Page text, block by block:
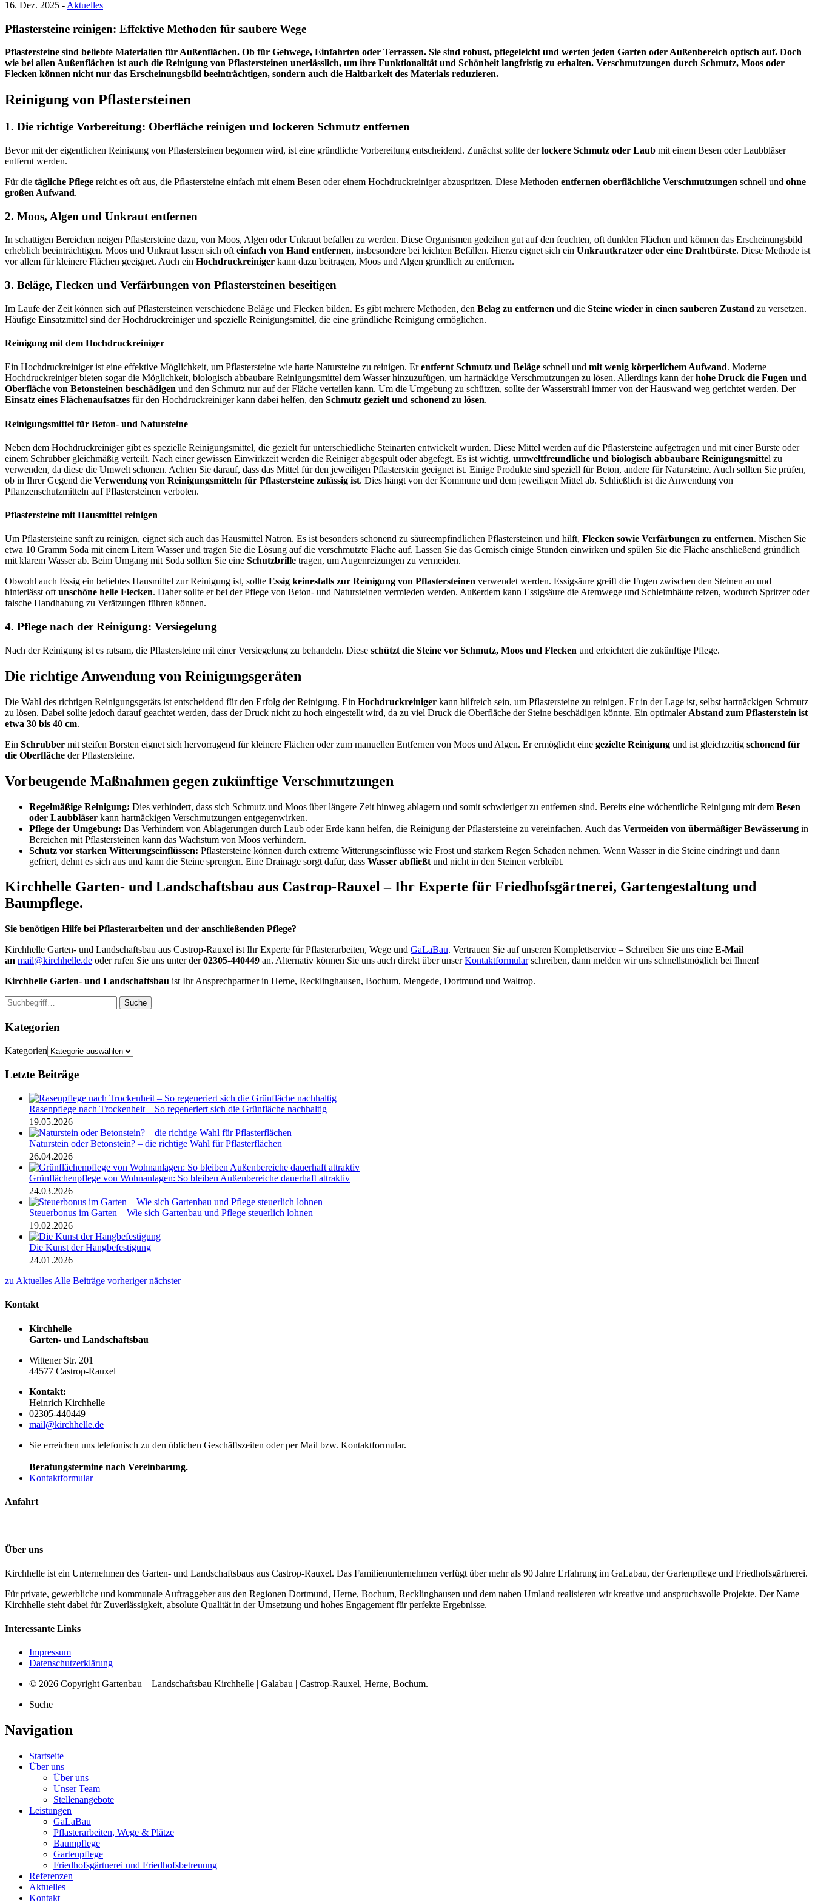
16. Dez. 2025 - Aktuelles
Pflastersteine reinigen: Effektive Methoden für saubere Wege
Pflastersteine sind beliebte Materialien für Außenflächen. Ob für Gehwege, Einfahrten oder Terrassen. Sie sind robust, pflegeleicht und werten jeden Garten oder Außenbereich optisch auf. Doch
wie bei allen Außenflächen ist auch die Reinigung von Pflastersteinen unerlässlich, um ihre Funktionalität und Schönheit langfristig zu erhalten. Verschmutzungen durch Schmutz, Moos oder
Flecken können nicht nur das Erscheinungsbild beeinträchtigen, sondern auch die Haltbarkeit des Materials reduzieren.
Reinigung von Pflastersteinen
1. Die richtige Vorbereitung: Oberfläche reinigen und lockeren Schmutz entfernen
Bevor mit der eigentlichen Reinigung von Pflastersteinen begonnen wird, ist eine gründliche Vorbereitung entscheidend. Zunächst sollte derlockere Schmutz oder Laub mit einem Besen oder Laubbläser
entfernt werden.
Für die tägliche Pflege reicht es oft aus, die Pflastersteine einfach mit einem Besen oder einem Hochdruckreiniger abzuspritzen. Diese Methoden entfernen oberflächliche Verschmutzungen schnell und ohne
großen Aufwand.
2. Moos, Algen und Unkraut entfernen
In schattigen Bereichen neigen Pflastersteine dazu, von Moos, Algen oder Unkraut befallen zu werden. Diese Organismen gedeihen gut auf den feuchten, oft dunklen Flächen und können das Erscheinungsbild
erheblich beeinträchtigen. Moos und Unkraut lassen sich ofteinfach von Hand entfernen, insbesondere bei leichten Befällen. Hierzu eignet sich ein Unkrautkratzer oder eine Drahtbürste. Diese Methode ist
vor allem für kleinere Flächen geeignet. Auch ein Hochdruckreiniger kann dazu beitragen, Moos und Algen gründlich zu entfernen.
3. Beläge, Flecken und Verfärbungen von Pflastersteinen beseitigen
Im Laufe der Zeit können sich auf Pflastersteinen verschiedene Beläge und Flecken bilden. Es gibt mehrere Methoden, den Belag zu entfernen und die Steine wieder in einen sauberen Zustand zu versetzen.
Häufige Einsatzmittel sind der Hochdruckreiniger und spezielle Reinigungsmittel, die eine gründliche Reinigung ermöglichen.
Reinigung mit dem Hochdruckreiniger
Ein Hochdruckreiniger ist eine effektive Möglichkeit, um Pflastersteine wie harte Natursteine zu reinigen. Erentfernt Schmutz und Beläge schnell und mit wenig körperlichem Aufwand. Moderne
Hochdruckreiniger bieten sogar die Möglichkeit, biologisch abbaubare Reinigungsmittel dem Wasser hinzuzufügen, um hartnäckige Verschmutzungen zu lösen. Allerdings kann derhohe Druck die Fugen und
Oberfläche von Betonsteinen beschädigen und den Schmutz nur auf der Fläche verteilen kann. Um die Umgebung zu schützen, sollte der Wasserstrahl immer von der Hauswand weg gerichtet werden. Der
Einsatz eines Flächenaufsatzes für den Hochdruckreiniger kann dabei helfen, den Schmutz gezielt und schonend zu lösen.
Reinigungsmittel für Beton- und Natursteine
Neben dem Hochdruckreiniger gibt es spezielle Reinigungsmittel, die gezielt für unterschiedliche Steinarten entwickelt wurden. Diese Mittel werden auf die Pflastersteine aufgetragen und mit einer Bürste oder
einem Schrubber gleichmäßig verteilt. Nach einer gewissen Einwirkzeit werden die Reiniger abgespült oder abgefegt. Es ist wichtig, umweltfreundliche und biologisch abbaubare Reinigungsmittel zu
verwenden, da diese die Umwelt schonen. Achten Sie darauf, dass das Mittel für den jeweiligen Pflasterstein geeignet ist. Einige Produkte sind speziell für Beton, andere für Natursteine. Auch sollten Sie prüfen,
ob in Ihrer Gegend die Verwendung von Reinigungsmitteln für Pflastersteine zulässig ist. Dies hängt von der Kommune und dem jeweiligen Mittel ab. Schließlich ist die Anwendung von
Pflanzenschutzmitteln auf Pflastersteinen verboten.
Pflastersteine mit Hausmittel reinigen
Um Pflastersteine sanft zu reinigen, eignet sich auch das Hausmittel Natron. Es ist besonders schonend zu säureempfindlichen Pflastersteinen und hilft, Flecken sowie Verfärbungen zu entfernen. Mischen Sie
etwa 10 Gramm Soda mit einem Litern Wasser und tragen Sie die Lösung auf die verschmutzte Fläche auf. Lassen Sie das Gemisch einige Stunden einwirken und spülen Sie die Fläche anschließend gründlich
mit klarem Wasser ab. Beim Umgang mit Soda sollten Sie eine Schutzbrille tragen, um Augenreizungen zu vermeiden.
Obwohl auch Essig ein beliebtes Hausmittel zur Reinigung ist, sollte Essig keinesfalls zur Reinigung von Pflastersteinen verwendet werden. Essigsäure greift die Fugen zwischen den Steinen an und
hinterlässt oftunschöne helle Flecken. Daher sollte er bei der Pflege von Beton- und Natursteinen vermieden werden. Außerdem kann Essigsäure die Atemwege und Schleimhäute reizen, wodurch Spritzer oder
falsche Handhabung zu Verätzungen führen können.
4. Pflege nach der Reinigung: Versiegelung
Nach der Reinigung ist es ratsam, die Pflastersteine mit einer Versiegelung zu behandeln. Diese schützt die Steine vor Schmutz, Moos und Flecken und erleichtert die zukünftige Pflege.
Die richtige Anwendung von Reinigungsgeräten
Die Wahl des richtigen Reinigungsgeräts ist entscheidend für den Erfolg der Reinigung. Ein Hochdruckreiniger kann hilfreich sein, um Pflastersteine zu reinigen. Er in der Lage ist, selbst hartnäckigen Schmutz
zu lösen. Dabei sollte jedoch darauf geachtet werden, dass der Druck nicht zu hoch eingestellt wird, da zu viel Druck die Oberfläche der Steine beschädigen könnte. Ein optimaler Abstand zum Pflasterstein ist
etwa 30 bis 40 cm.
Ein Schrubber mit steifen Borsten eignet sich hervorragend für kleinere Flächen oder zum manuellen Entfernen von Moos und Algen. Er ermöglicht eine gezielte Reinigung und ist gleichzeitig schonend für
die Oberfläche der Pflastersteine.
Vorbeugende Maßnahmen gegen zukünftige Verschmutzungen
Regelmäßige Reinigung: Dies verhindert, dass sich Schmutz und Moos über längere Zeit hinweg ablagern und somit schwieriger zu entfernen sind. Bereits eine wöchentliche Reinigung mit dem Besen
oder Laubbläser kann hartnäckigen Verschmutzungen entgegenwirken.
Pflege der Umgebung: Das Verhindern von Ablagerungen durch Laub oder Erde kann helfen, die Reinigung der Pflastersteine zu vereinfachen. Auch das Vermeiden von übermäßiger Bewässerung in
Bereichen mit Pflastersteinen kann das Wachstum von Moos verhindern.
Schutz vor starken Witterungseinflüssen: Pflastersteine können durch extreme Witterungseinflüsse wie Frost und starkem Regen Schaden nehmen. Wenn Wasser in die Steine eindringt und dann
gefriert, dehnt es sich aus und kann die Steine sprengen. Eine Drainage sorgt dafür, dass Wasser abfließt und nicht in den Steinen verbleibt.
Kirchhelle Garten- und Landschaftsbau aus Castrop-Rauxel – Ihr Experte für Friedhofsgärtnerei, Gartengestaltung und
Baumpflege.
Sie benötigen Hilfe bei Pflasterarbeiten und der anschließenden Pflege?
Kirchhelle Garten- und Landschaftsbau aus Castrop-Rauxel ist Ihr Experte für Pflasterarbeiten, Wege und GaLaBau. Vertrauen Sie auf unseren Komplettservice – Schreiben Sie uns eine E-Mail
an mail@kirchhelle.de oder rufen Sie uns unter der02305-440449 an. Alternativ können Sie uns auch direkt über unserKontaktformularschreiben, dann melden wir uns schnellstmöglich bei Ihnen!
Kirchhelle Garten- und Landschaftsbau ist Ihr Ansprechpartner in Herne, Recklinghausen, Bochum, Mengede, Dortmund und Waltrop.
Suche
Kategorien
Kategorien
Letzte Beiträge
Rasenpflege nach Trockenheit – So regeneriert sich die Grünfläche nachhaltig
19.05.2026
Naturstein oder Betonstein? – die richtige Wahl für Pflasterflächen
26.04.2026
Grünflächenpflege von Wohnanlagen: So bleiben Außenbereiche dauerhaft attraktiv
24.03.2026
Steuerbonus im Garten – Wie sich Gartenbau und Pflege steuerlich lohnen
19.02.2026
Die Kunst der Hangbefestigung
24.01.2026
zu Aktuelles Alle Beiträge vorheriger nächster
Kontakt
Kirchhelle
Garten- und Landschaftsbau
Wittener Str. 201
44577 Castrop-Rauxel
Kontakt:
Heinrich Kirchhelle
02305-440449
mail@kirchhelle.de
Sie erreichen uns telefonisch zu den üblichen Geschäftszeiten oder per Mail bzw. Kontaktformular.
Beratungstermine nach Vereinbarung.
Kontaktformular
Anfahrt
Über uns
Kirchhelle ist ein Unternehmen des Garten- und Landschaftsbaus aus Castrop-Rauxel. Das Familienunternehmen verfügt über mehr als 90 Jahre Erfahrung im GaLabau, der Gartenpflege und Friedhofsgärtnerei.
Für private, gewerbliche und kommunale Auftraggeber aus den Regionen Dortmund, Herne, Bochum, Recklinghausen und dem nahen Umland realisieren wir kreative und anspruchsvolle Projekte. Der Name
Kirchhelle steht dabei für Zuverlässigkeit, absolute Qualität in der Umsetzung und hohes Engagement für perfekte Ergebnisse.
Interessante Links
Impressum
Datenschutzerklärung
© 2026 Copyright Gartenbau – Landschaftsbau Kirchhelle | Galabau | Castrop-Rauxel, Herne, Bochum.
Suche
Navigation
Startseite
Über uns
Über uns
Unser Team
Stellenangebote
Leistungen
GaLaBau
Pflasterarbeiten, Wege & Plätze
Baumpflege
Gartenpflege
Friedhofsgärtnerei und Friedhofsbetreuung
Referenzen
Aktuelles
Kontakt